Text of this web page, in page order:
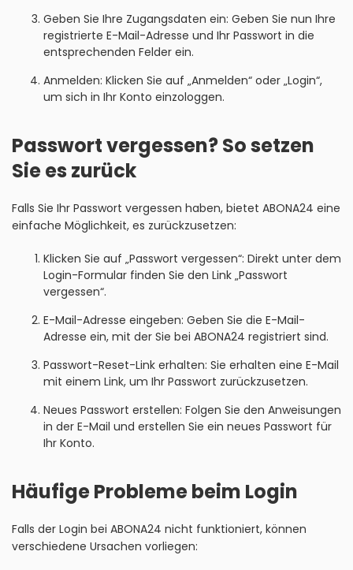
Geben Sie Ihre Zugangsdaten ein: Geben Sie nun Ihre
registrierte E-Mail-Adresse und Ihr Passwort in die
entsprechenden Felder ein.
Anmelden: Klicken Sie auf „Anmelden“ oder „Login“,
um sich in Ihr Konto einzologgen.
Passwort vergessen? So setzen
Sie es zurück
Falls Sie Ihr Passwort vergessen haben, bietet ABONA24 eine
einfache Möglichkeit, es zurückzusetzen:
Klicken Sie auf „Passwort vergessen“: Direkt unter dem
Login-Formular finden Sie den Link „Passwort
vergessen“.
E-Mail-Adresse eingeben: Geben Sie die E-Mail-
Adresse ein, mit der Sie bei ABONA24 registriert sind.
Passwort-Reset-Link erhalten: Sie erhalten eine E-Mail
mit einem Link, um Ihr Passwort zurückzusetzen.
Neues Passwort erstellen: Folgen Sie den Anweisungen
in der E-Mail und erstellen Sie ein neues Passwort für
Ihr Konto.
Häufige Probleme beim Login
Falls der Login bei ABONA24 nicht funktioniert, können
verschiedene Ursachen vorliegen: